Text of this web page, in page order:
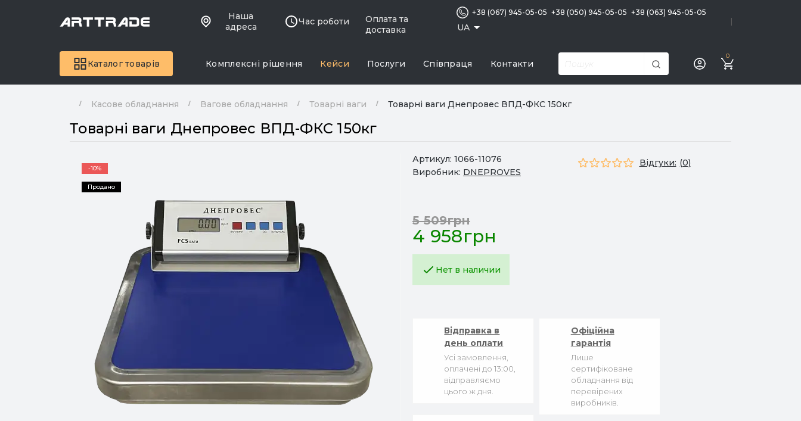
Наша
адреса
Час роботи
Оплата та
доставка
UA
+38 (067) 945-05-05 +38 (050) 945-05-05 +38 (063) 945-05-05
Каталог товарів Комплексні рішення Кейси Послуги Співпраця Контакти
0
Касове обладнання Вагове обладнання Товарні ваги Товарні ваги Днепровес ВПД-ФКС 150кг
Товарні ваги Днепровес ВПД-ФКС 150кг
-10%
Продано
Артикул: 1066-11076
Виробник: DNEPROVES
Відгуки: (0)
4 958грн
5 509грн
Нет в наличии
Відправка в
день оплати
Усі замовлення,
оплачені до 13:00,
відправляємо
цього ж дня.
Офіційна
гарантія
Лише
сертифіковане
обладнання від
перевірених
виробників.